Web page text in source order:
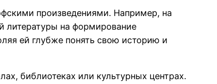
произведениями. Например, на
литературы на формирование
ей глубже понять свою историю и
библиотеках или культурных центрах.